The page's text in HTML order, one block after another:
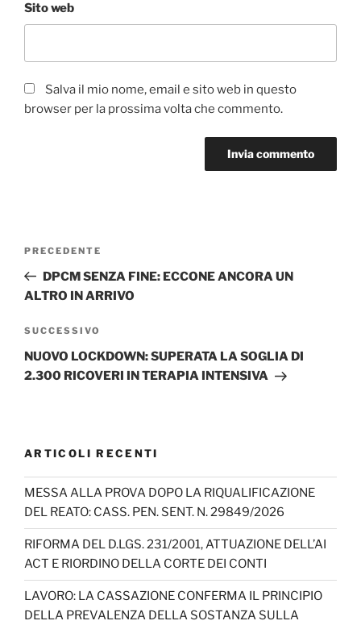
Sito web
Salva il mio nome, email e sito web in questo
browser per la prossima volta che commento.
Articolo
precedente:
PRECEDENTE
DPCM SENZA FINE: ECCONE ANCORA UN
ALTRO IN ARRIVO
Articolo
successivo
SUCCESSIVO
NUOVO LOCKDOWN: SUPERATA LA SOGLIA DI
2.300 RICOVERI IN TERAPIA INTENSIVA
ARTICOLI RECENTI
MESSA ALLA PROVA DOPO LA RIQUALIFICAZIONE
DEL REATO: CASS. PEN. SENT. N. 29849/2026
RIFORMA DEL D.LGS. 231/2001, ATTUAZIONE DELL’AI
ACT E RIORDINO DELLA CORTE DEI CONTI
LAVORO: LA CASSAZIONE CONFERMA IL PRINCIPIO
DELLA PREVALENZA DELLA SOSTANZA SULLA